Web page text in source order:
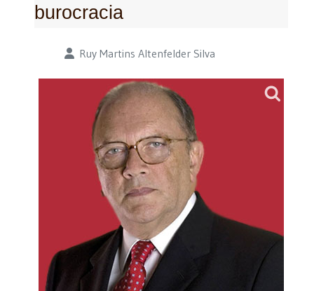
burocracia
Detalhes Ruy Martins Altenfelder Silva